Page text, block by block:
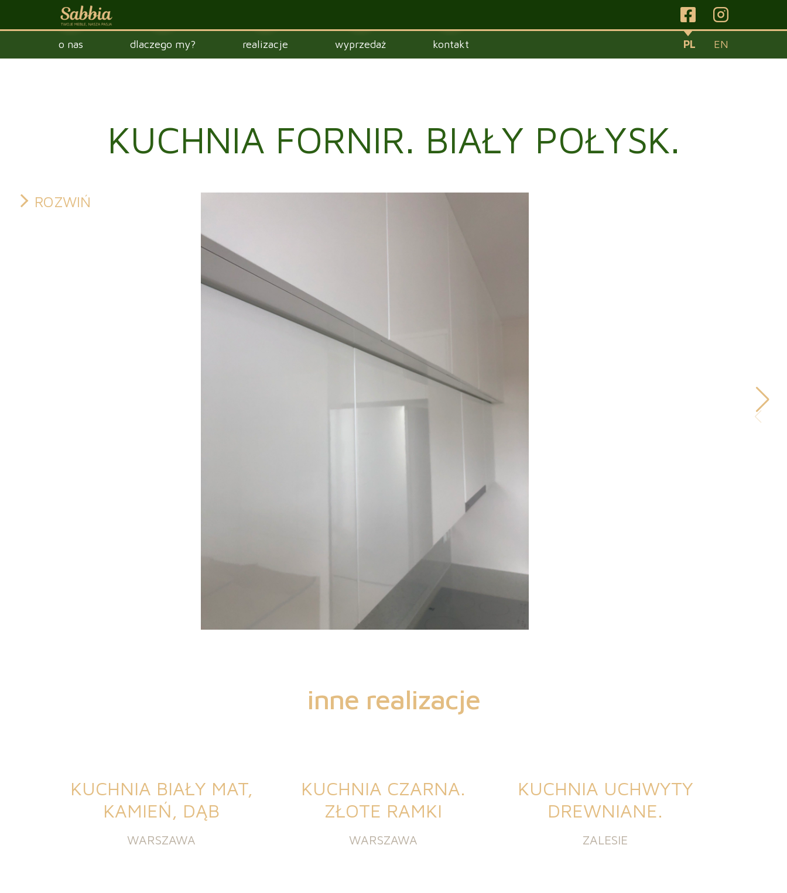
o nas dlaczego my? realizacje wyprzedaż kontakt PL EN
KUCHNIA FORNIR. BIAŁY POŁYSK.
ROZWIŃ
inne realizacje
KUCHNIA BIAŁY MAT,
KAMIEŃ, DĄB
WARSZAWA
KUCHNIA CZARNA.
ZŁOTE RAMKI
WARSZAWA
KUCHNIA UCHWYTY
DREWNIANE.
ZALESIE